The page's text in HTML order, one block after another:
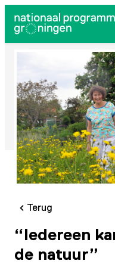
naar
de
Terug
“Iedereen
de natuur”